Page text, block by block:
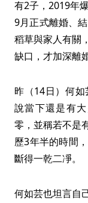
有2子，2019年
9月正式離婚、
稻草與家人有關
缺口，才加深離
昨（14日）何
說當下還是有
零，並稱若不是
歷3年半的時間
斷得一乾二凈。
何如芸也坦言自